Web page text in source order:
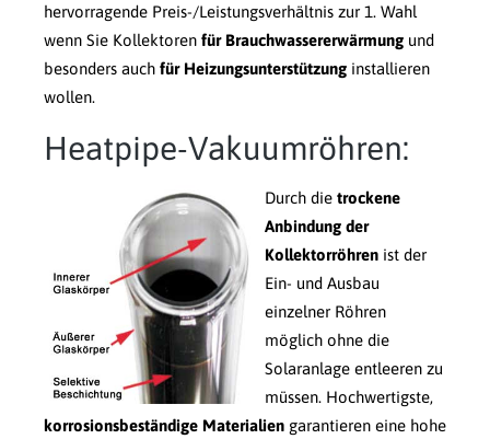
hervorragende Preis-/Leistungsverhältnis zur 1. Wahl
wenn Sie Kollektoren für Brauchwassererwärmung und
besonders auch für Heizungsunterstützung installieren
wollen.
Heatpipe-Vakuumröhren:
Durch die trockene
Anbindung der
Kollektorröhren ist der
Ein- und Ausbau
einzelner Röhren
möglich ohne die
Solaranlage entleeren zu
müssen. Hochwertigste,
korrosionsbeständige Materialien garantieren eine hohe